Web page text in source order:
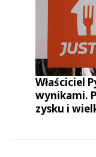
Właściciel
wynikami.
zysku i